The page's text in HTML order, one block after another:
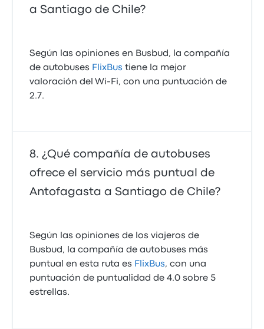
a Santiago de Chile?
Según las opiniones en Busbud, la compañía
de autobuses FlixBus tiene la mejor
valoración del Wi-Fi, con una puntuación de
2.7.
¿Qué compañía de autobuses
ofrece el servicio más puntual de
Antofagasta a Santiago de Chile?
Según las opiniones de los viajeros de
Busbud, la compañía de autobuses más
puntual en esta ruta es FlixBus, con una
puntuación de puntualidad de 4.0 sobre 5
estrellas.